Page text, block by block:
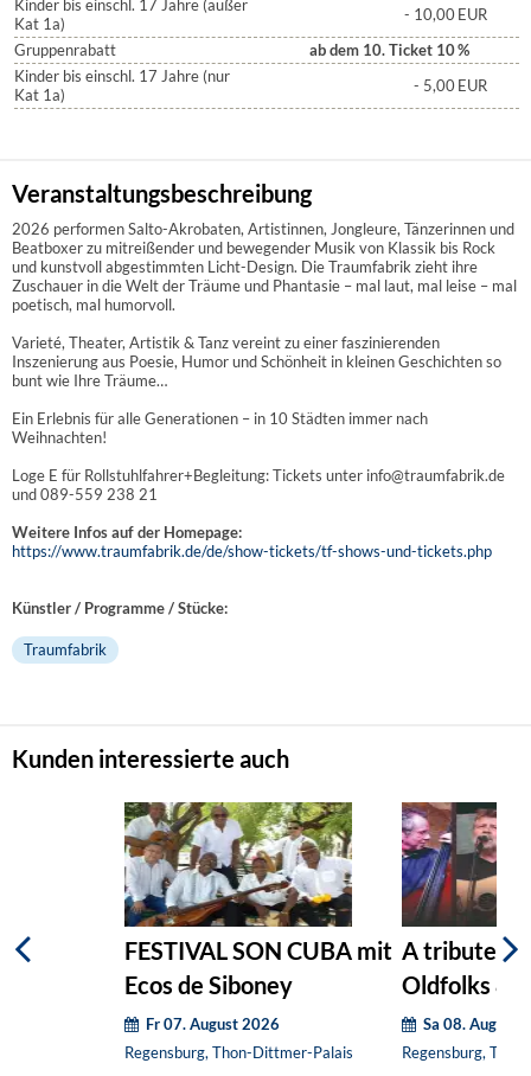
Kinder bis einschl. 17 Jahre (außer
Kat 1a)
- 10,00EUR
Gruppenrabatt
ab dem 10. Ticket 10%
Kinder bis einschl. 17 Jahre (nur
Kat 1a)
- 5,00EUR
Veranstaltungsbeschreibung
2026 performen Salto-Akrobaten, Artistinnen, Jongleure, Tänzerinnen und
Beatboxer zu mitreißender und bewegender Musik von Klassik bis Rock
und kunstvoll abgestimmten Licht-Design. Die Traumfabrik zieht ihre
Zuschauer in die Welt der Träume und Phantasie – mal laut, mal leise – mal
poetisch, mal humorvoll.
Varieté, Theater, Artistik & Tanz vereint zu einer faszinierenden
Inszenierung aus Poesie, Humor und Schönheit in kleinen Geschichten so
bunt wie Ihre Träume…
Ein Erlebnis für alle Generationen – in 10 Städten immer nach
Weihnachten!
Loge E für Rollstuhlfahrer+Begleitung: Tickets unter info@traumfabrik.de
und 089-559 238 21
Weitere Infos auf der Homepage:
https://www.traumfabrik.de/de/show-tickets/tf-shows-und-tickets.php
Künstler / Programme / Stücke:
Traumfabrik
Kunden interessierte auch
FESTIVAL SON CUBA mit
Ecos de Siboney
Fr 07. August 2026
Regensburg, Thon-Dittmer-Palais
A tribute to
Oldfolks &
Sa 08. August
Regensburg,